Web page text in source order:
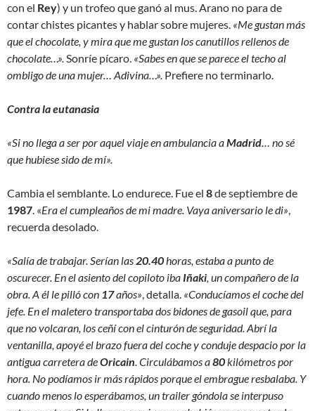
con el Rey) y un trofeo que ganó al mus. Arano no para de
contar chistes picantes y hablar sobre mujeres. «Me gustan más
que el chocolate, y mira que me gustan los canutillos rellenos de
chocolate…».Sonríe pícaro. «Sabes en que se parece el techo al
ombligo de una mujer… Adivina…». Prefiere no terminarlo.
Contra la eutanasia
«Si no llega a ser por aquel viaje en ambulancia aMadrid… no sé
que hubiese sido de mí».
Cambia el semblante. Lo endurece. Fue el 8de septiembre de
1987. «Era el cumpleaños de mi madre. Vaya aniversario le di»,
recuerda desolado.
«Salía de trabajar. Serían las20.40horas, estaba a punto de
oscurecer. En el asiento del copiloto iba Iñaki, un compañero de la
obra. A él le pilló con 17años», detalla. «Conducíamos el coche del
jefe. En el maletero transportaba dos bidones de gasoil que, para
que no volcaran, los ceñí con el cinturón de seguridad. Abrí la
ventanilla, apoyé el brazo fuera del coche y conduje despacio por la
antigua carretera deOricain. Circulábamos a80kilómetros por
hora. No podíamos ir más rápidos porque el embrague resbalaba. Y
cuando menos lo esperábamos, un trailer góndola se interpuso